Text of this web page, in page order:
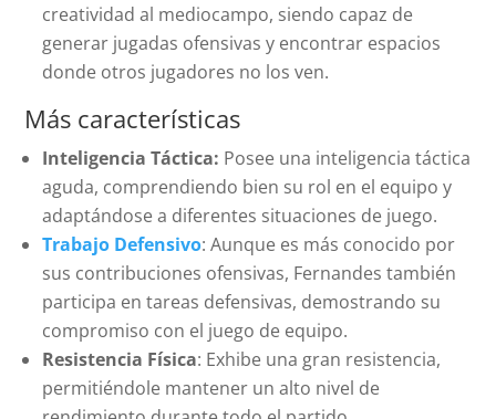
creatividad al mediocampo, siendo capaz de
generar jugadas ofensivas y encontrar espacios
donde otros jugadores no los ven.
Más características
Inteligencia Táctica: Posee una inteligencia táctica
aguda, comprendiendo bien su rol en el equipo y
adaptándose a diferentes situaciones de juego.
Trabajo Defensivo: Aunque es más conocido por
sus contribuciones ofensivas, Fernandes también
participa en tareas defensivas, demostrando su
compromiso con el juego de equipo.
Resistencia Física: Exhibe una gran resistencia,
permitiéndole mantener un alto nivel de